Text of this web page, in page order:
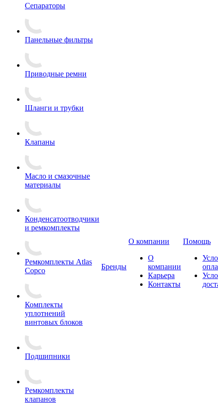
Сепараторы
Панельные фильтры
Приводные ремни
Шланги и трубки
Клапаны
Масло и смазочные
материалы
Конденсатоотводчики
и ремкомплекты
Ремкомплекты Atlas
Copco
Комплекты
уплотнений
винтовых блоков
Подшипники
Ремкомплекты
клапанов
Бренды
О компании
О
компании
Карьера
Контакты
Помощь